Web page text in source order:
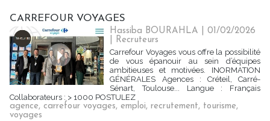
CARREFOUR VOYAGES
Hassiba BOURAHLA | 01/02/2026
Recruteurs
Carrefour Voyages vous offre la possibilité
de vous épanouir au sein d’équipes
ambitieuses et motivées. INORMATION
GÉNÉRALES Agences : Créteil, Carré-
Sénart, Toulouse... Langue : Français
Collaborateurs : > 1000 POSTULEZ
agence, carrefour voyages, emploi, recrutement, tourisme,
voyages